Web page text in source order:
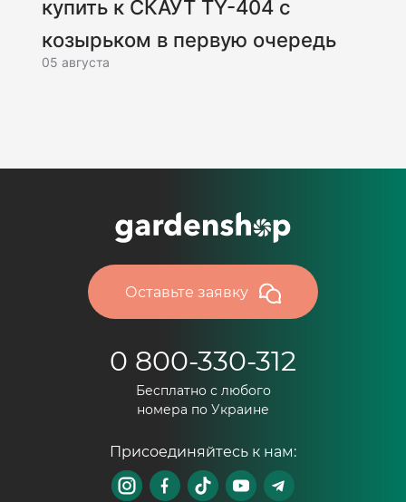
купить к СКАУТ TY-404 с
козырьком в первую очередь
05 августа
Оставьте заявку
0 800-330-312
Бесплатно с любого
номера по Украине
Присоединяйтесь к нам: